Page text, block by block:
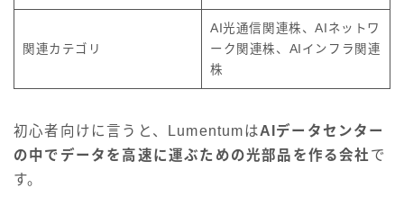
関連カテゴリ
AI光通信関連株、AIネットワ
ーク関連株、AIインフラ関連
株
初心者向けに言うと、LumentumはAIデータセンター
の中でデータを高速に運ぶための光部品を作る会社 で
す。